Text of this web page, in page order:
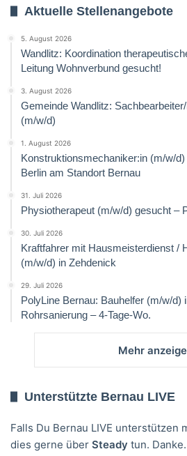
Aktuelle Stellenangebote
5. August 2026
Wandlitz: Koordination
Leitung Wohnverbund gesucht!
3. August 2026
Gemeinde Wandlitz:
(m/w/d)
1. August 2026
Konstruktionsmechaniker:in (m/w/
Berlin am Standort Bernau
31. Juli 2026
Physiotherapeut (m/w/d) gesucht –
30. Juli 2026
Kraftfahrer mit Hausmeisterdienst /
(m/w/d) in Zehdenick
29. Juli 2026
PolyLine Bernau: Bauhelfer (m/w/d)
Rohrsanierung – 4-Tage-Wo.
Mehr
Unterstützte Bernau LIVE
Falls Du Bernau LIVE unterstützen
dies gerne über Steady tun. Danke.